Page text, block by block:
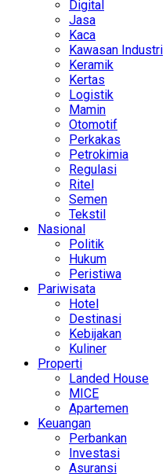
Digital
Jasa
Kaca
Kawasan Industri
Keramik
Kertas
Logistik
Mamin
Otomotif
Perkakas
Petrokimia
Regulasi
Ritel
Semen
Tekstil
Nasional
Politik
Hukum
Peristiwa
Pariwisata
Hotel
Destinasi
Kebijakan
Kuliner
Properti
Landed House
MICE
Apartemen
Keuangan
Perbankan
Investasi
Asuransi